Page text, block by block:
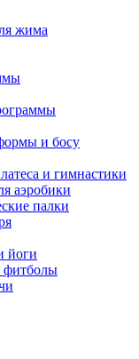
жима
и босу
и гимнастики
аэробики
палки
йоги
фитболы